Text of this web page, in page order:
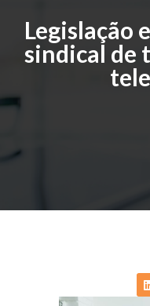
Legislação
sindical de